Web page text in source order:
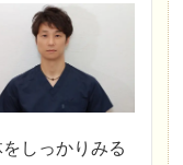
しっかりみる